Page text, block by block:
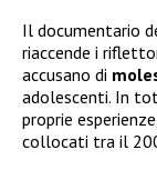
Il documentario
riaccende i
accusano di
adolescenti. In
proprie
collocati tra il